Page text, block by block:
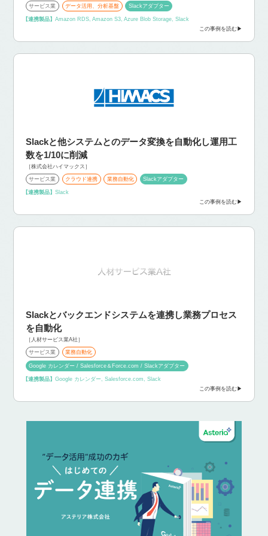
サービス業 データ活用、分析基盤 Slackアダプター
【連携製品】Amazon RDS, Amazon S3, Azure Blob Storage, Slack
この事例を読む
Slackと他システムとのデータ変換を自動化し運用工
数を1/10に削減
［株式会社ハイマックス］
サービス業 クラウド連携 業務自動化 Slackアダプター
【連携製品】Slack
この事例を読む
Slackとバックエンドシステムを連携し業務プロセス
を自動化
［人材サービス業A社］
サービス業 業務自動化
Google カレンダー / Salesforce＆Force.com / Slackアダプター
【連携製品】Google カレンダー, Salesforce.com, Slack
この事例を読む